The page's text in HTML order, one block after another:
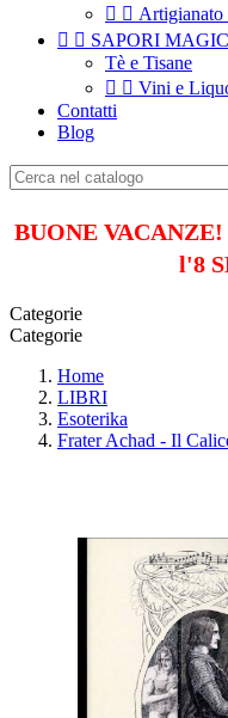
  Artigianato
  SAPORI
Tè e Tisane
  Vini e
Contatti
Blog
BUONE
l'8
Categorie
Categorie
Home
LIBRI
Esoterika
Frater Achad - Il